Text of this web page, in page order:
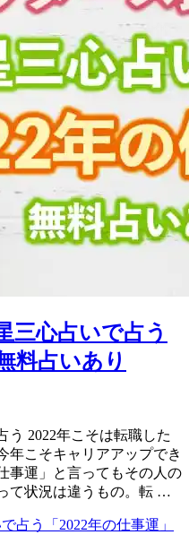
三心占いで占う
料占いあり
う 2022年こそは転職した
年こそキャリアアップでき
事運」と言ってもその人の
て状況は違うもの。転 …
占う「2022年の仕事運」